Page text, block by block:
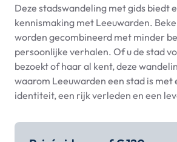
Deze stadswandeling met gids biedt
kennismaking met Leeuwarden.
worden gecombineerd met minder
persoonlijke verhalen. Of u de stad
bezoekt of haar al kent, deze
waarom Leeuwarden een stad is met
identiteit, een rijk verleden en een